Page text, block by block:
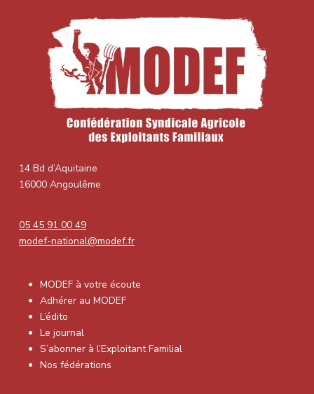
14 Bd d’Aquitaine
16000 Angoulême
05 45 91 00 49
modef-national@modef.fr
MODEF à votre écoute
Adhérer au MODEF
L’édito
Le journal
S’abonner à l’Exploitant Familial
Nos fédérations